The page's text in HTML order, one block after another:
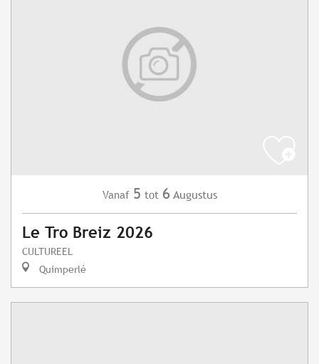
Vanaf 5 tot 6 Augustus
Le Tro Breiz 2026
CULTUREEL
Quimperlé